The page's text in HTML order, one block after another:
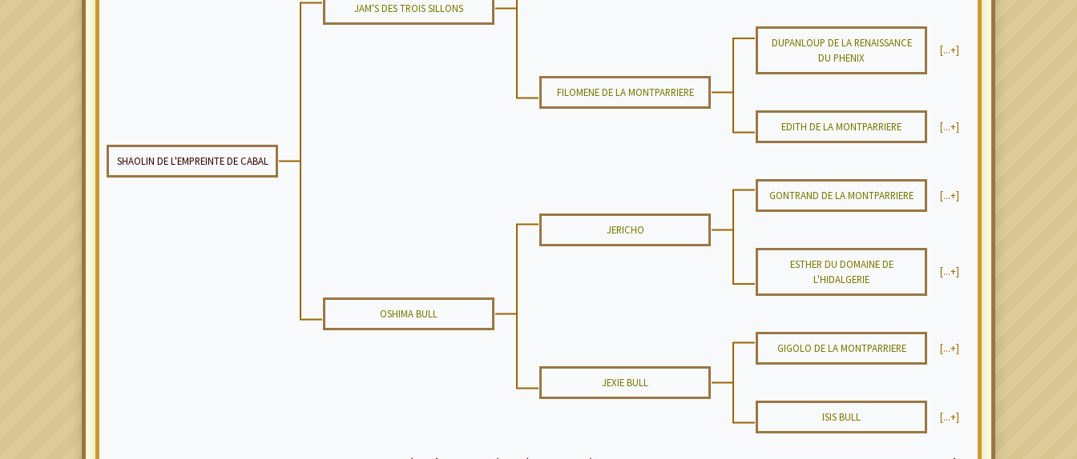
JAM'S DES TROIS SILLONS
DUPANLOUP DE LA RENAISSANCE
DU PHENIX
[...+]
FILOMENE DE LA MONTPARRIERE
EDITH DE LA MONTPARRIERE [...+]
SHAOLIN DE L'EMPREINTE DE CABAL
GONTRAND DE LA MONTPARRIERE [...+]
JERICHO
ESTHER DU DOMAINE DE
L'HIDALGERIE
[...+]
OSHIMA BULL
GIGOLO DE LA MONTPARRIERE [...+]
JEXIE BULL
ISIS BULL [...+]